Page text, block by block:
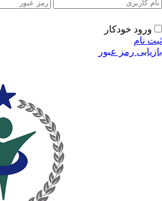
ورود خودکار
ثبت نام
بازیابی رمز عبور